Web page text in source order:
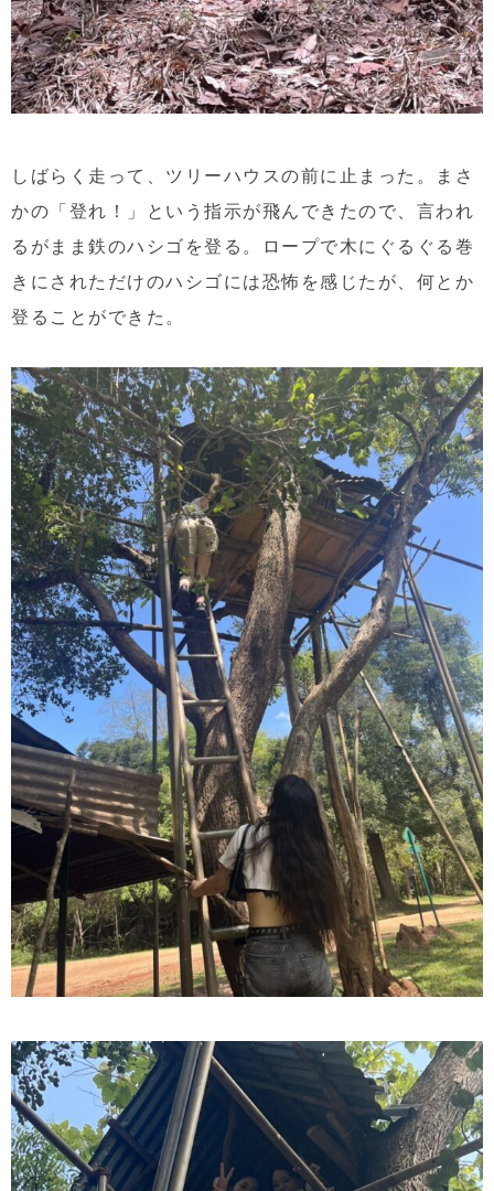
しばらく走って、ツリーハウスの前に止まった。まさ
かの「登れ！」という指示が飛んできたので、言われ
るがまま鉄のハシゴを登る。ロープで木にぐるぐる巻
きにされただけのハシゴには恐怖を感じたが、何とか
登ることができた。